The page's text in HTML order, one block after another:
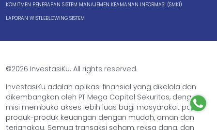
KOMITMEN PENERAPAN SISTEM MANAJEMEN KEAMANAN INFORMASI (SMKI)
LAPORAN WISTLEBLOWING SISTEM
©2026 InvestasiKu. All rights reserved.
InvestasiKu adalah aplikasi finansial yang dikelola dan
dikembangkan oleh PT Mega Capital Sekuritas, dengan
misi membuka akses lebih luas bagi masyarakat pada
produk-produk keuangan dengan mudah, aman dan
terjangkau. Semua transaksi saham, reksa dana, dan